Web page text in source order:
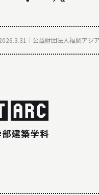
｜公益財団法人福岡アジア